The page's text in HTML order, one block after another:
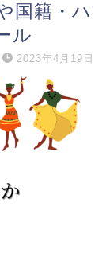
国籍・ハ
ル
2023年4月19日